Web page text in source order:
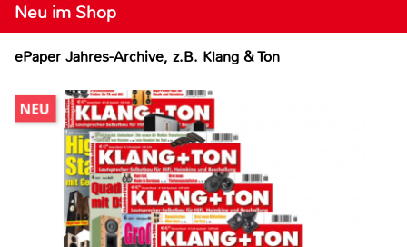
Neu im Shop
ePaper Jahres-Archive, z.B. Klang & Ton